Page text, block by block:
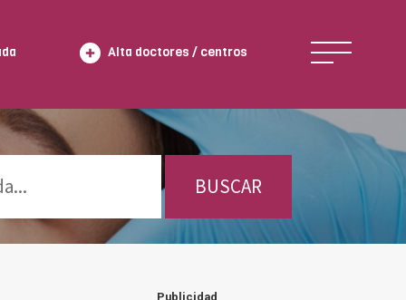
Alta doctores / centros
BUSCAR
Publicidad